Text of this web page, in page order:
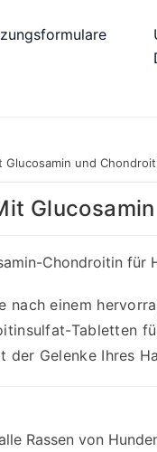
Glucosamin und
Chondroitin für
nach einem
Tabletten
der Gelenke Ihres